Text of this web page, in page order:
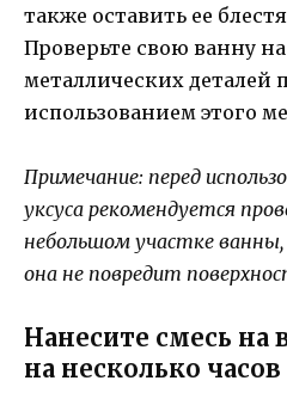
также оставить ее
Проверьте свою ванну
металлических деталей
использованием этого
Примечание: перед
уксуса рекомендуется
небольшом участке
она не повредит
Нанесите смесь на
на несколько часов